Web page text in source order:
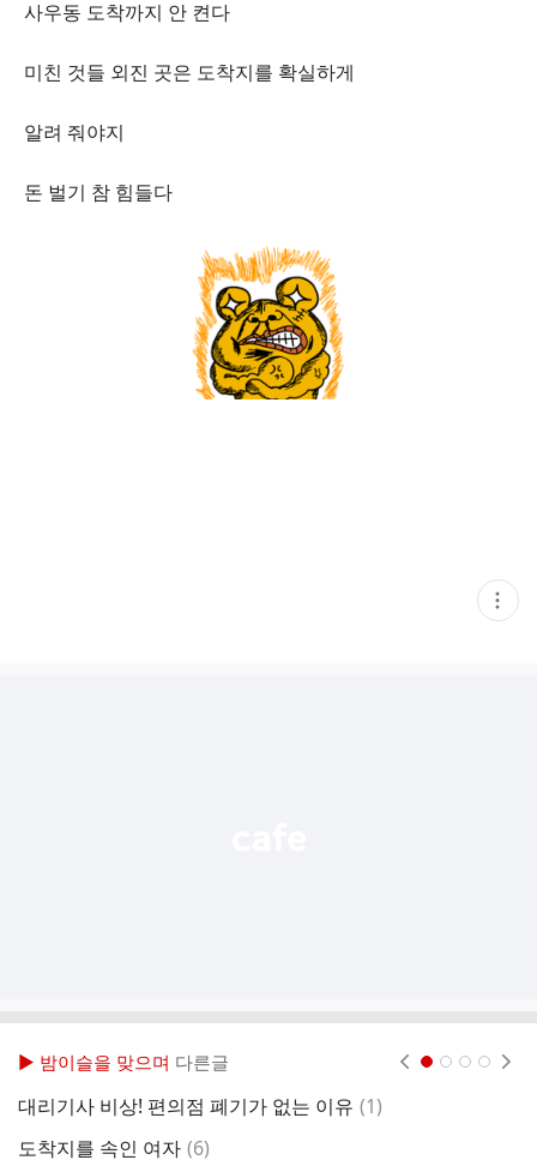
사우동 도착까지 안 켠다
미친 것들 외진 곳은 도착지를 확실하게
알려 줘야지
돈 벌기 참 힘들다
현
재
▶ 밤이슬을 맞으며 다른글
대리기사 비상! 편의점 폐기가 없는 이유 댓
(1)
도착지를 속인 여자 댓
(6)